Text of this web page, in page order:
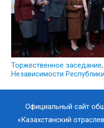
Торжественное
Независимости
Официальный сайт
«Казахстанский